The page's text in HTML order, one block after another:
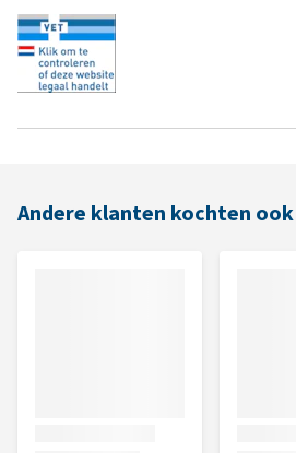
Andere klanten kochten ook